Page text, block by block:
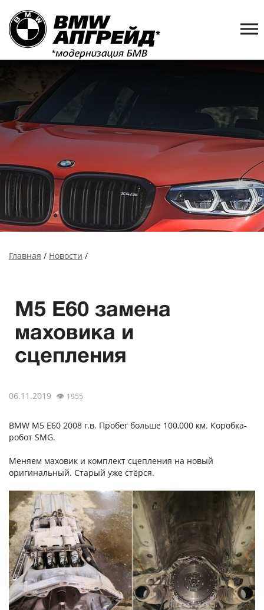
Главная / Новости /
M5 E60 замена
маховика и
сцепления
06.11.2019 👁 1955
BMW M5 E60 2008 г.в. Пробег больше 100,000 км. Коробка-
робот SMG.
Меняем маховик и комплект сцепления на новый
оригинальный. Старый уже стёрся.